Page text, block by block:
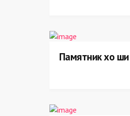
Памятник хо